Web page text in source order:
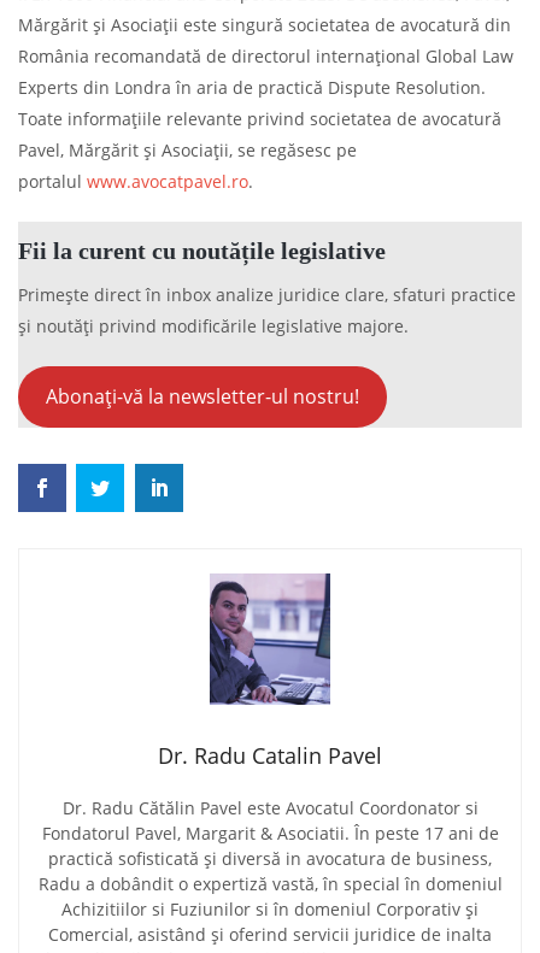
Mărgărit și Asociații este singură societatea de avocatură din
România recomandată de directorul internațional Global Law
Experts din Londra în aria de practică Dispute Resolution.
Toate informațiile relevante privind societatea de avocatură
Pavel, Mărgărit și Asociații, se regăsesc pe
portalul www.avocatpavel.ro.
Fii la curent cu noutățile legislative
Primește direct în inbox analize juridice clare, sfaturi practice
și noutăți privind modificările legislative majore.
Abonați-vă la newsletter-ul nostru!
Dr. Radu Catalin Pavel
Dr. Radu Cătălin Pavel este Avocatul Coordonator si
Fondatorul Pavel, Margarit & Asociatii. În peste 17 ani de
practică sofisticată și diversă in avocatura de business,
Radu a dobândit o expertiză vastă, în special în domeniul
Achizitiilor si Fuziunilor si în domeniul Corporativ și
Comercial, asistând și oferind servicii juridice de inalta